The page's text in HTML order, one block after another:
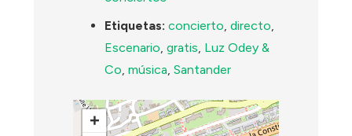
Etiquetas: concierto,directo,
Escenario,gratis, Luz Odey &
Co,música,Santander
+